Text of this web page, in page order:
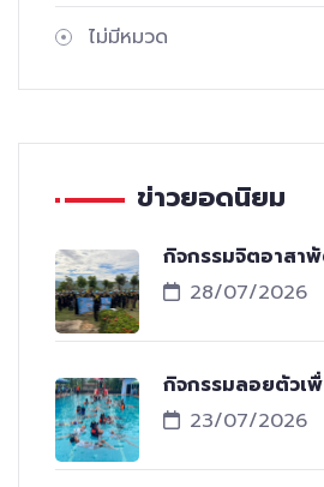
ไม่มีหมวด
ข่าวยอดนิยม
กิจกรรมจิตอาสา
28/07/2026
กิจกรรมลอยตัวเ
23/07/2026